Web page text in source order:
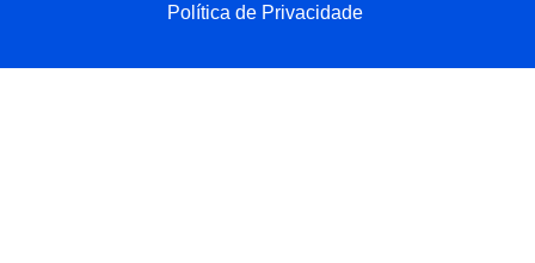
Política de Privacidade